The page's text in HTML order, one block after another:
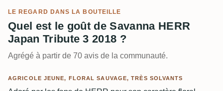
LE REGARD DANS LA BOUTEILLE
Quel est le goût de Savanna HERR
Japan Tribute 3 2018 ?
Agrégé à partir de 70 avis de la communauté.
AGRICOLE JEUNE, FLORAL SAUVAGE, TRÈS SOLVANTS